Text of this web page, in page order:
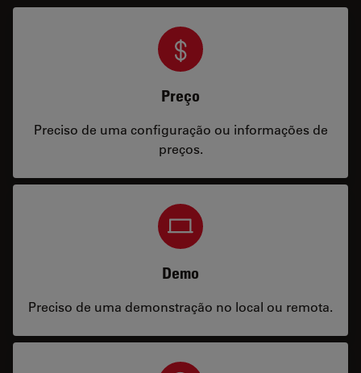
Preço
Preciso de uma configuração ou informações de
preços.
Demo
Preciso de uma demonstração no local ou remota.